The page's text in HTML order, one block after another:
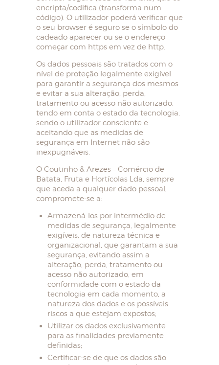
encripta/codifica (transforma num
código). O utilizador poderá verificar que
o seu browser é seguro se o símbolo do
cadeado aparecer ou se o endereço
começar com https em vez de http.
Os dados pessoais são tratados com o
nível de proteção legalmente exigível
para garantir a segurança dos mesmos
e evitar a sua alteração, perda,
tratamento ou acesso não autorizado,
tendo em conta o estado da tecnologia,
sendo o utilizador consciente e
aceitando que as medidas de
segurança em Internet não são
inexpugnáveis.
O Coutinho & Arezes – Comércio de
Batata, Fruta e Hortícolas Lda, sempre
que aceda a qualquer dado pessoal,
compromete-se a:
Armazená-los por intermédio de
medidas de segurança, legalmente
exigíveis, de natureza técnica e
organizacional, que garantam a sua
segurança, evitando assim a
alteração, perda, tratamento ou
acesso não autorizado, em
conformidade com o estado da
tecnologia em cada momento, a
natureza dos dados e os possíveis
riscos a que estejam expostos;
Utilizar os dados exclusivamente
para as finalidades previamente
definidas;
Certificar-se de que os dados são